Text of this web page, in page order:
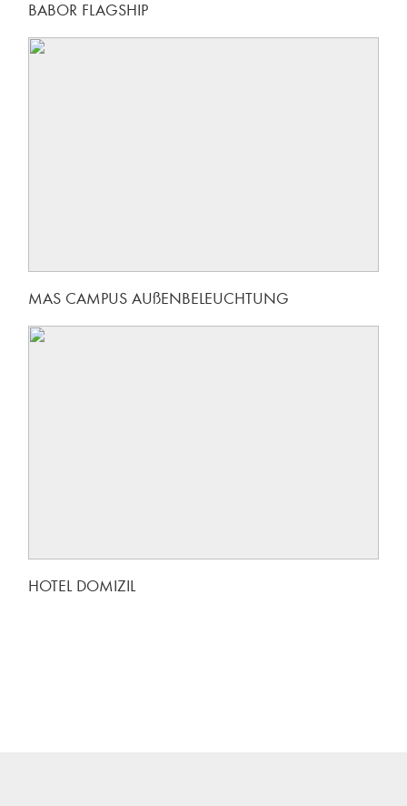
BABOR FLAGSHIP
MAS CAMPUS AUßENBELEUCHTUNG
HOTEL DOMIZIL